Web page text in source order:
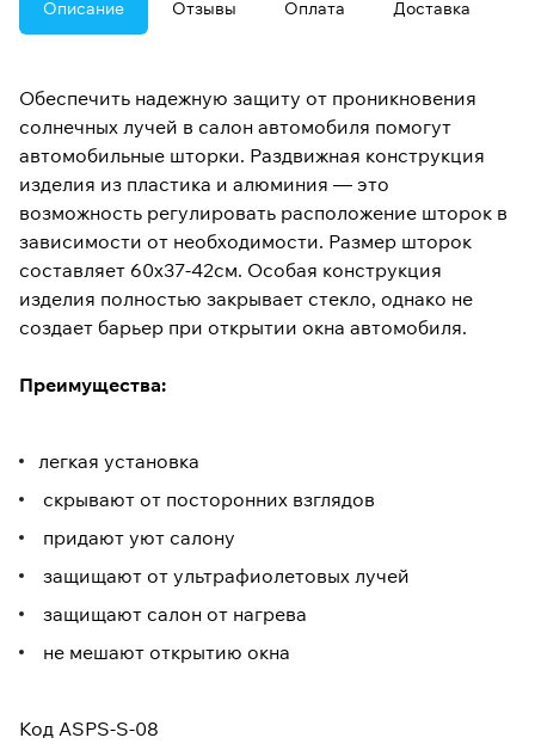
Описание Отзывы Оплата Доставка
Обеспечить надежную защиту от проникновения
солнечных лучей в салон автомобиля помогут
автомобильные шторки. Раздвижная конструкция
изделия из пластика и алюминия — это
возможность регулировать расположение шторок в
зависимости от необходимости. Размер шторок
составляет 60х37-42см. Особая конструкция
изделия полностью закрывает стекло, однако не
создает барьер при открытии окна автомобиля.
Преимущества:
легкая установка
скрывают от посторонних взглядов
придают уют салону
защищают от ультрафиолетовых лучей
защищают салон от нагрева
не мешают открытию окна
Код ASPS-S-08